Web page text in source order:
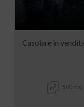
Casolare in
500 mq